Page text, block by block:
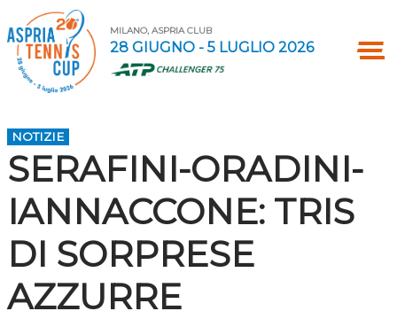
MILANO, ASPRIA CLUB
28 GIUGNO - 5 LUGLIO 2026
NOTIZIE
SERAFINI-ORADINI-
IANNACCONE: TRIS
DI SORPRESE
AZZURRE